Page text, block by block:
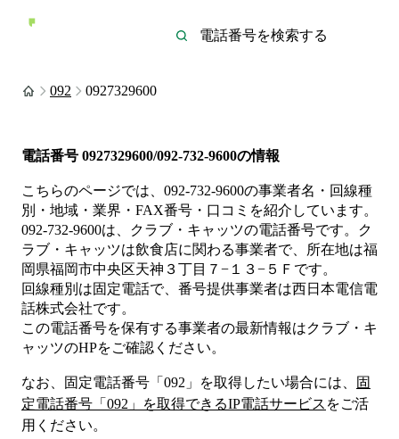
092 0927329600
電話番号 0927329600/092-732-9600の情報
こちらのページでは、 092-732-9600の事業者名・回線種
別・地域・業界・FAX番号・口コミを紹介しています。
092-732-9600は、 クラブ・キャッツの電話番号です。
ク
ラブ・キャッツは飲食店に関わる事業者で、所在地は福
岡県福岡市中央区天神３丁目７−１３−５Ｆ です。
回線種別は固定電話で、番号提供事業者は西日本電信電
話株式会社です。
この電話番号を保有する事業者の最新情報はクラブ・キ
ャッツのHPをご確認ください。
なお、固定電話番号「 092 」を取得したい場合には、
固
定電話番号「 092 」を取得できるIP電話サービス をご活
用ください。